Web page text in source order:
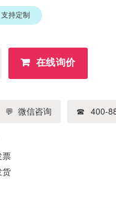
支持定制
在线询价
微信咨询 400-
票
货